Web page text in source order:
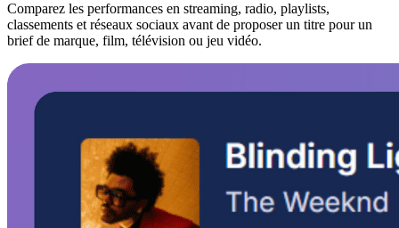
Comparez les performances en streaming, radio, playlists,
classements et réseaux sociaux avant de proposer un titre pour un
brief de marque, film, télévision ou jeu vidéo.